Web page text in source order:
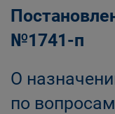
№1741-п
О
по